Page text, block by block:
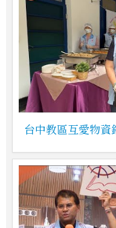
台中教區互愛物